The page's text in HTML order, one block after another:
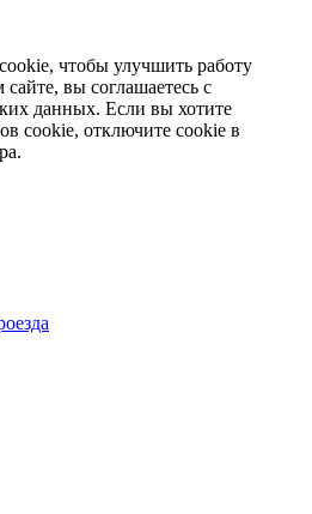
чтобы улучшить работу
вы соглашаетесь с
данных. Если вы хотите
cookie, отключите cookie в